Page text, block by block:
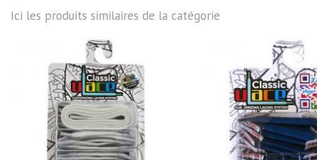
Ici les produits similaires de la catégorie